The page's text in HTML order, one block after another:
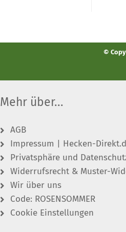
©
Mehr über...
AGB
Impressum | Hecken-
Privatsphäre und
Widerrufsrecht & Muster-
Wir über uns
Code: ROSENSOMMER
Cookie Einstellungen